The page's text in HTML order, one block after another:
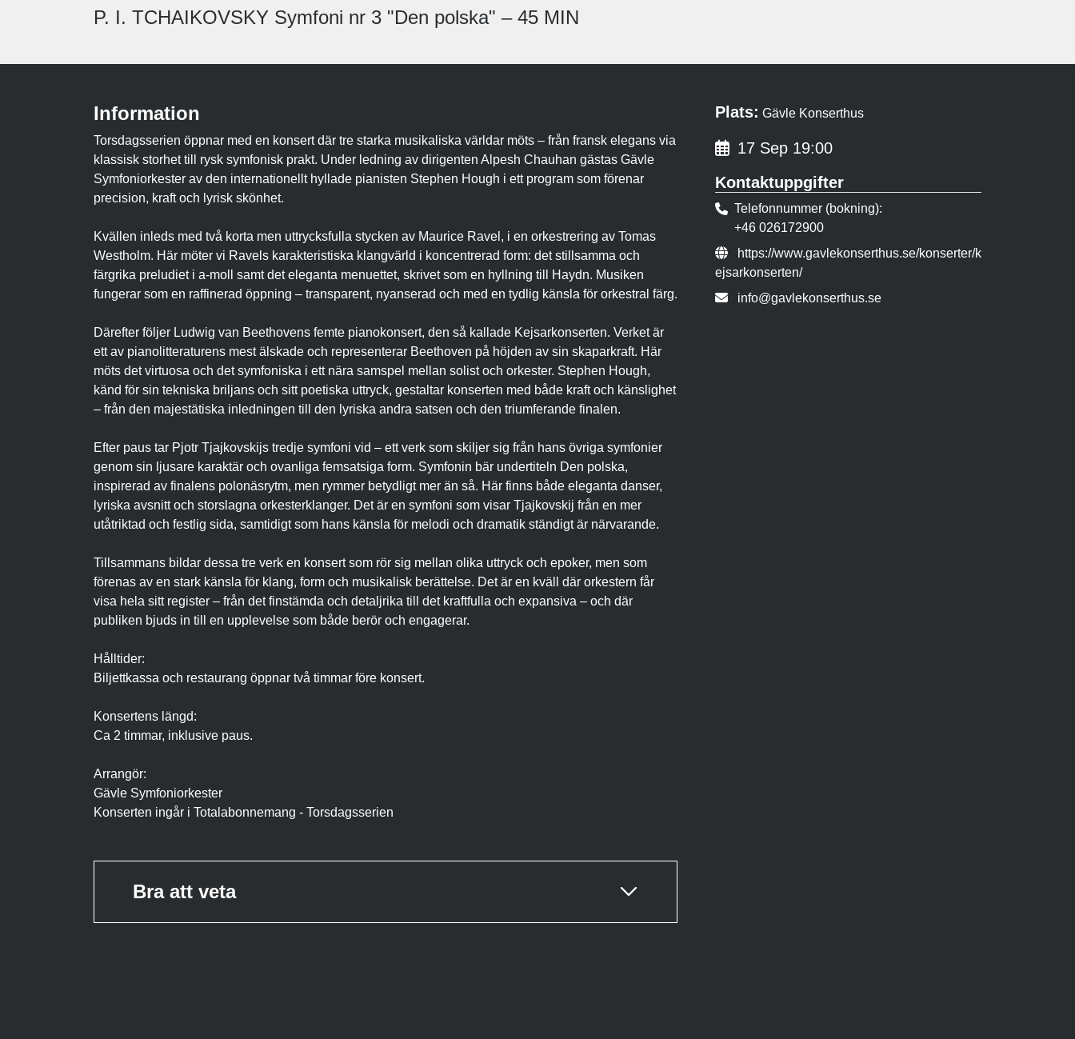
P. I. TCHAIKOVSKY Symfoni nr 3 "Den polska" – 45 MIN
Information
Torsdagsserien öppnar med en konsert där tre starka musikaliska världar möts – från fransk elegans via
klassisk storhet till rysk symfonisk prakt. Under ledning av dirigenten Alpesh Chauhan gästas Gävle
Symfoniorkester av den internationellt hyllade pianisten Stephen Hough i ett program som förenar
precision, kraft och lyrisk skönhet.
Kvällen inleds med två korta men uttrycksfulla stycken av Maurice Ravel, i en orkestrering av Tomas
Westholm. Här möter vi Ravels karakteristiska klangvärld i koncentrerad form: det stillsamma och
färgrika preludiet i a-moll samt det eleganta menuettet, skrivet som en hyllning till Haydn. Musiken
fungerar som en raffinerad öppning – transparent, nyanserad och med en tydlig känsla för orkestral färg.
Därefter följer Ludwig van Beethovens femte pianokonsert, den så kallade Kejsarkonserten. Verket är
ett av pianolitteraturens mest älskade och representerar Beethoven på höjden av sin skaparkraft. Här
möts det virtuosa och det symfoniska i ett nära samspel mellan solist och orkester. Stephen Hough,
känd för sin tekniska briljans och sitt poetiska uttryck, gestaltar konserten med både kraft och känslighet
– från den majestätiska inledningen till den lyriska andra satsen och den triumferande finalen.
Efter paus tar Pjotr Tjajkovskijs tredje symfoni vid – ett verk som skiljer sig från hans övriga symfonier
genom sin ljusare karaktär och ovanliga femsatsiga form. Symfonin bär undertiteln Den polska,
inspirerad av finalens polonäsrytm, men rymmer betydligt mer än så. Här finns både eleganta danser,
lyriska avsnitt och storslagna orkesterklanger. Det är en symfoni som visar Tjajkovskij från en mer
utåtriktad och festlig sida, samtidigt som hans känsla för melodi och dramatik ständigt är närvarande.
Tillsammans bildar dessa tre verk en konsert som rör sig mellan olika uttryck och epoker, men som
förenas av en stark känsla för klang, form och musikalisk berättelse. Det är en kväll där orkestern får
visa hela sitt register – från det finstämda och detaljrika till det kraftfulla och expansiva – och där
publiken bjuds in till en upplevelse som både berör och engagerar.
Hålltider:
Biljettkassa och restaurang öppnar två timmar före konsert.
Konsertens längd:
Ca 2 timmar, inklusive paus.
Arrangör:
Gävle Symfoniorkester
Konserten ingår i Totalabonnemang - Torsdagsserien
Bra att veta
Plats: Gävle Konserthus
17 Sep 19:00
Kontaktuppgifter
Telefonnummer (bokning)
+46 026172900
Evenemangslänk:
https://www.gavlekonserthus.se/konserter/k
ejsarkonserten/
E-post:
info@gavlekonserthus.se